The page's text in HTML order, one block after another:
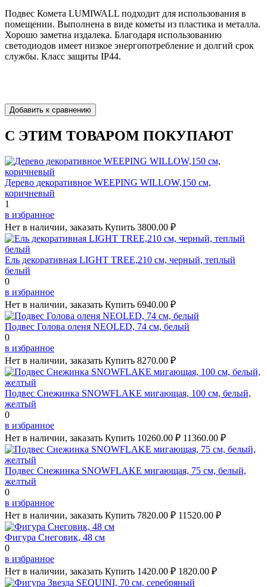
Подвес Комета LUMIWALL подходит для использования в
помещении. Выполнена в виде кометы из пластика и металла.
Хорошо заметна издалека. Благодаря использованию
светодиодов имеет низкое энергопотребление и долгий срок
службы. Класс защиты IP44.
С ЭТИМ ТОВАРОМ ПОКУПАЮТ
Дерево декоративное WEEPING WILLOW,150 см,
коричневый
1
в избранное
Нет в наличии, заказать Купить 3800.00 ₽
Ель декоративная LIGHT TREE,210 см, черный, теплый
белый
0
в избранное
Нет в наличии, заказать Купить 6940.00 ₽
Подвес Голова оленя NEOLED, 74 см, белый
0
в избранное
Нет в наличии, заказать Купить 8270.00 ₽
Подвес Снежинка SNOWFLAKE мигающая, 100 см, белый,
желтый
0
в избранное
Нет в наличии, заказать Купить 10260.00 ₽ 11360.00 ₽
Подвес Снежинка SNOWFLAKE мигающая, 75 см, белый,
желтый
0
в избранное
Нет в наличии, заказать Купить 7820.00 ₽ 11520.00 ₽
Фигура Снеговик, 48 см
0
в избранное
Нет в наличии, заказать Купить 1420.00 ₽ 1820.00 ₽